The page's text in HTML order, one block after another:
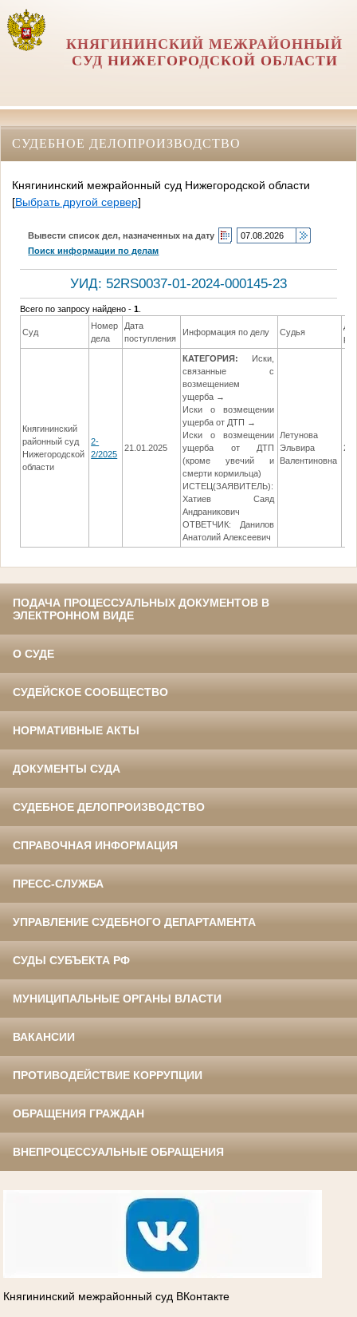
КНЯГИНИНСКИЙ МЕЖРАЙОННЫЙ
СУД НИЖЕГОРОДСКОЙ ОБЛАСТИ
СУДЕБНОЕ ДЕЛОПРОИЗВОДСТВО
Княгининский межрайонный суд Нижегородской области
[Выбрать другой сервер]
Вывести список дел, назначенных на дату
Поиск информации по делам
УИД: 52RS0037-01-2024-000145-23
Всего по запросу найдено -1
Суд
Номер
дела
Дата
поступления
Информация по делу Судья
Княгининский
районный суд
Нижегородской
области
2-
2/2025
21.01.2025
КАТЕГОРИЯ:
Иски,
связанные с
возмещением
ущерба →
Иски о возмещении
ущерба от ДТП →
Иски о возмещении
ущерба от ДТП
(кроме увечий и
смерти кормильца)
ИСТЕЦ(ЗАЯВИТЕЛЬ):
Хатиев Саяд
Андраникович
ОТВЕТЧИК: Данилов
Анатолий Алексеевич
Летунова
Эльвира
Валентиновна
ПОДАЧА ПРОЦЕССУАЛЬНЫХ ДОКУМЕНТОВ В
ЭЛЕКТРОННОМ ВИДЕ
О СУДЕ
СУДЕЙСКОЕ СООБЩЕСТВО
НОРМАТИВНЫЕ АКТЫ
ДОКУМЕНТЫ СУДА
СУДЕБНОЕ ДЕЛОПРОИЗВОДСТВО
СПРАВОЧНАЯ ИНФОРМАЦИЯ
ПРЕСС-СЛУЖБА
УПРАВЛЕНИЕ СУДЕБНОГО ДЕПАРТАМЕНТА
СУДЫ СУБЪЕКТА РФ
МУНИЦИПАЛЬНЫЕ ОРГАНЫ ВЛАСТИ
ВАКАНСИИ
ПРОТИВОДЕЙСТВИЕ КОРРУПЦИИ
ОБРАЩЕНИЯ ГРАЖДАН
ВНЕПРОЦЕССУАЛЬНЫЕ ОБРАЩЕНИЯ
Княгининский межрайонный суд ВКонтакте